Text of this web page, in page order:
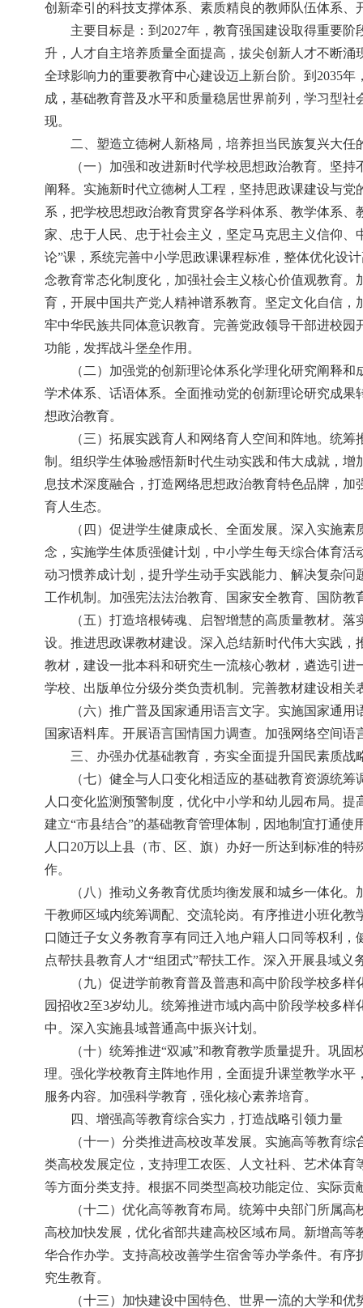
创新牵引的科技支撑体系、素质精良的教师队伍体系
主要目标是：到2027年，教育强国建设取得重要
升，人才自主培养质量全面提高，拔尖创新人才不断
全球影响力的重要教育中心建设迈上新台阶。到2035
成，基础教育普及水平和质量稳居世界前列，学习型
现。
二、塑造立德树人新格局，培养担当民族复兴大任
（一）加强和改进新时代学校思想政治教育。坚
阐释。实施新时代立德树人工程，坚持思政课建设与
系，把学校思想政治教育贯穿各学科体系、教学体系
家、忠于人民、忠于社会主义，坚定马克思主义信仰
论”课，系统完善中小学思政课课程标准，整体优化设
念教育常态化制度化，加强社会主义核心价值观教育
育，开展中国共产党人精神谱系教育。坚定文化自信
牢中华民族共同体意识教育。完善党政领导干部进校
功能，发挥战斗堡垒作用。
（二）加强党的创新理论体系化学理化研究阐释
学术体系、话语体系。全面推动党的创新理论研究成
想政治教育。
（三）拓展实践育人和网络育人空间和阵地。统
制。组织学生体验感悟新时代生动实践和伟大成就，
息技术深度融合，打造网络思想政治教育特色品牌，
育人生态。
（四）促进学生健康成长、全面发展。深入实施
念，实施学生体质强健计划，中小学生每天综合体育
动习惯养成计划，提升学生动手实践能力、解决复杂
工作机制。加强宪法法治教育、国家安全教育、国防
（五）打造培根铸魂、启智增慧的高质量教材。
设。推进思政课教材建设。深入总结新时代伟大实践
教材，建设一批本科和研究生一流核心教材，遴选引
学校、出版单位分级分类负责机制。完善教材建设相
（六）推广普及国家通用语言文字。实施国家通
国家语料库。开展语言国情国力调查。加强网络空间
三、办强办优基础教育，夯实全面提升国民素质战
（七）健全与人口变化相适应的基础教育资源统
人口变化监测预警制度，优化中小学和幼儿园布局。
建立“市县结合”的基础教育管理体制，因地制宜打通
人口20万以上县（市、区、旗）办好一所达到标准的
作。
（八）推动义务教育优质均衡发展和城乡一体化
干教师区域内统筹调配、交流轮岗。有序推进小班化
口随迁子女义务教育享有同迁入地户籍人口同等权利
点帮扶县教育人才“组团式”帮扶工作。深入开展县域
（九）促进学前教育普及普惠和高中阶段学校多
园招收2至3岁幼儿。统筹推进市域内高中阶段学校多
中。深入实施县域普通高中振兴计划。
（十）统筹推进“双减”和教育教学质量提升。巩
理。强化学校教育主阵地作用，全面提升课堂教学水
服务内容。加强科学教育，强化核心素养培育。
四、增强高等教育综合实力，打造战略引领力量
（十一）分类推进高校改革发展。实施高等教育
类高校发展定位，支持理工农医、人文社科、艺术体
等方面分类支持。根据不同类型高校功能定位、实际
（十二）优化高等教育布局。统筹中央部门所属
高校加快发展，优化省部共建高校区域布局。新增高
华合作办学。支持高校改善学生宿舍等办学条件。有
究生教育。
（十三）加快建设中国特色、世界一流的大学和